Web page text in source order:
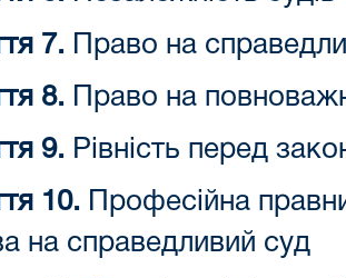
7. Право на
8. Право на
9. Рівність перед
10. Професійна
на справедливий суд